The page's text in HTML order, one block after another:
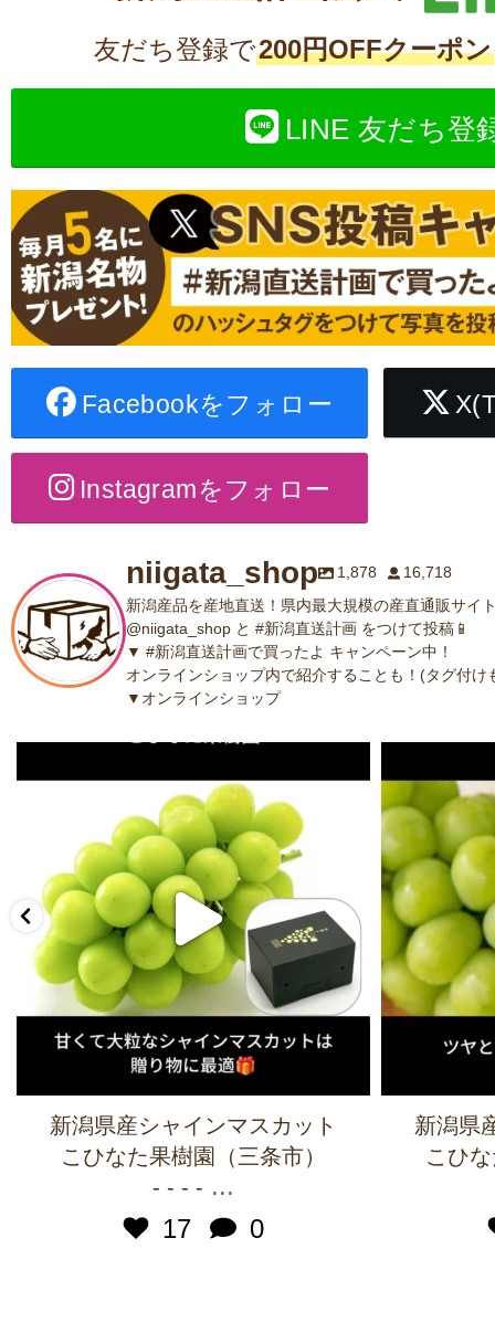
友だち登録で200円OFFクーポン
LINE 友だち登
Facebookをフォロー
Instagramをフォロー
niigata_shop 1,878
16,718
新潟産品を産地直送！県内最大規模の産直通販サイ
@niigata_shop と #新潟直送計画 をつけて投稿📱
▼ #新潟直送計画で買ったよ キャンペーン中！
オンラインショップ内で紹介することも！(タグ付け
▼オンラインショップ
新潟県産シャインマスカット
こひなた果樹園（三条市）
- - - - ...
17
0
新潟県
こひ